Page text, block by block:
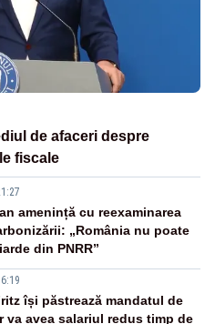
de afaceri despre
fiscale
amenință cu reexaminarea
„România nu poate
din PNRR”
își păstrează mandatul de
va avea salariul redus timp de